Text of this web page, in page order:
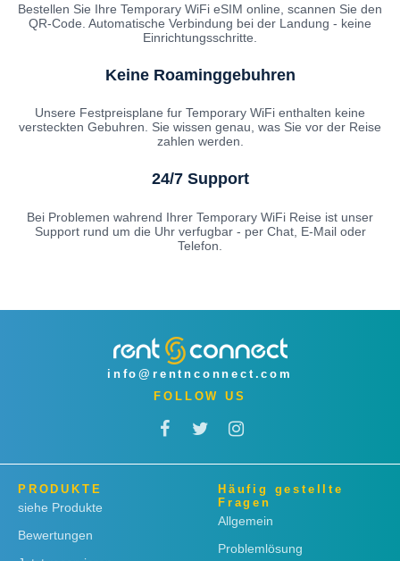
Bestellen Sie Ihre Temporary WiFi eSIM online, scannen Sie den
QR-Code. Automatische Verbindung bei der Landung - keine
Einrichtungsschritte.
Keine Roaminggebuhren
Unsere Festpreisplane fur Temporary WiFi enthalten keine
versteckten Gebuhren. Sie wissen genau, was Sie vor der Reise
zahlen werden.
24/7 Support
Bei Problemen wahrend Ihrer Temporary WiFi Reise ist unser
Support rund um die Uhr verfugbar - per Chat, E-Mail oder
Telefon.
info@rentnconnect.com
FOLLOW US
PRODUKTE
siehe Produkte
Bewertungen
Häufig gestellte
Fragen
Allgemein
Problemlösung